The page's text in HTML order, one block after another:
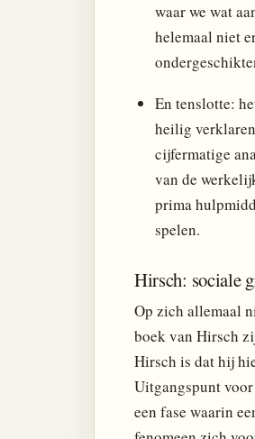
waar we wat
helemaal niet
En tenslotte:
heilig
cijfermatige
van de
prima
spelen.
Hirsch: sociale
Op zich allemaal
boek van Hirsch
Hirsch is dat hij
Uitgangspunt
een fase waarin